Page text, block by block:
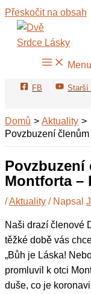
Přeskočit na obsah
Menu
FB Starší
Domů
Aktuality
Povzbuzení
Povzbuzení
Montforta –
/Aktuality / Napsal
Naši drazí členové
těžké době vás
„Bůh je Láska!
promluvil k otci
duše, co je